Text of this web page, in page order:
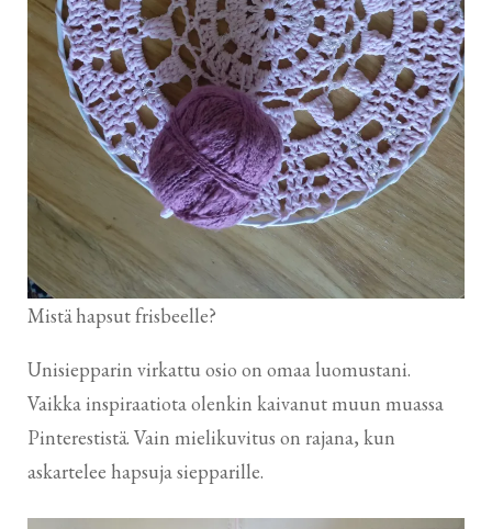
Mistä hapsut frisbeelle?
Unisiepparin virkattu osio on omaa luomustani.
Vaikka inspiraatiota olenkin kaivanut muun muassa
Pinterestistä. Vain mielikuvitus on rajana, kun
askartelee hapsuja siepparille.